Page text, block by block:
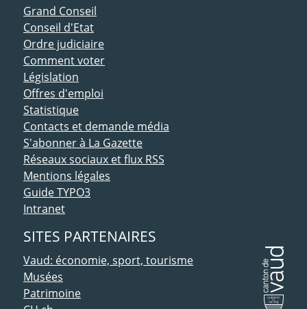
ACCÈS DIRECT
Grand Conseil
Conseil d'Etat
Ordre judiciaire
Comment voter
Législation
Offres d'emploi
Statistique
Contacts et demande média
S'abonner à La Gazette
Réseaux sociaux et flux RSS
Mentions légales
Guide TYPO3
Intranet
SITES PARTENAIRES
Vaud: économie, sport, tourisme
Musées
Patrimoine